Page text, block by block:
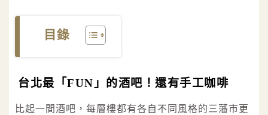
目錄
台北最「FUN」的酒吧！還有手工咖啡
比起一間酒吧，每層樓都有各自不同風格的三藩市更